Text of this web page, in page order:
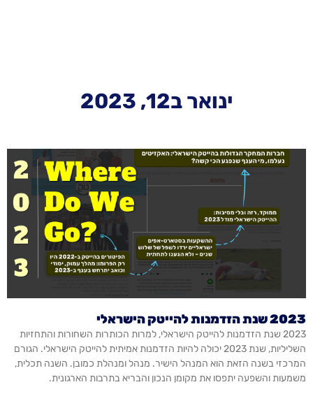
ינואר ב12, 2023
2023 שנת הזדמנות להייטק הישראלי
2023 שנת הזדמנות להייטק הישראלי, למרות הכותרות השחורות והתחזיות
השליליות, שנת 2023 יכולה להיות הזדמנות אמיתית להייטק הישראלי. הגורם
המרכזי בשנה הזאת הוא המנהל הישיר. מנהל ומנהלת כמובן. השנה תכלית,
משמעות והשפעה יתפסו את מקומן הנכון והבריא בתרבות הארגונית.